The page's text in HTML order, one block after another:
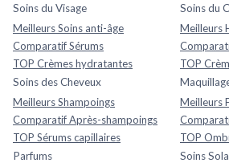
Soins du Visage
Meilleurs Soins anti-âge
Comparatif Sérums
TOP Crèmes hydratantes
Soins du
Meilleurs
TOP
Soins des Cheveux
Meilleurs Shampoings
Comparatif Après-shampoings
TOP Sérums capillaires
Meilleurs
TOP
Parfums
Soins